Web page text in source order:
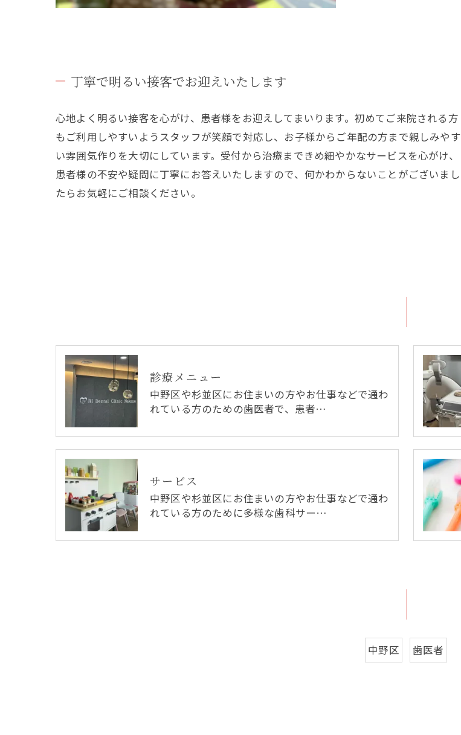
丁寧で明るい接客でお迎えいたします
心地よく明るい接客を心がけ、患者様をお迎えしてまいります。初めてご来院される方
もご利用しやすいようスタッフが笑顔で対応し、お子様からご年配の方まで親しみやす
い雰囲気作りを大切にしています。受付から治療まできめ細やかなサービスを心がけ、
患者様の不安や疑問に丁寧にお答えいたしますので、何かわからないことがございまし
たらお気軽にご相談ください。
診療メニュー
中野区や杉並区にお住まいの方やお仕事などで通わ
れている方のための歯医者で、患者…
サービス
中野区や杉並区にお住まいの方やお仕事などで通わ
れている方のために多様な歯科サー…
中野区 歯医者